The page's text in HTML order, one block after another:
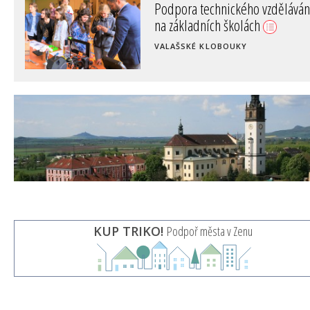
Podpora technického
na základních školách
VALAŠSKÉ KLOBOUKY
KUP TRIKO! Podpoř města v Zenu